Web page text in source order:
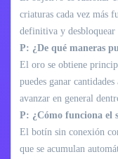
criaturas cada vez más
definitiva y desbloquear
P: ¿De qué maneras
El oro se obtiene
puedes ganar
avanzar en general
P: ¿Cómo funciona el
El botín sin conexión
que se acumulan